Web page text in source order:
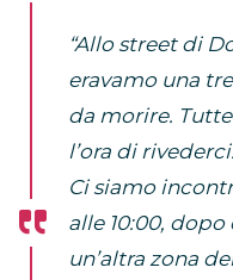
“Allo street di
eravamo una
da morire.
l’ora di rivederci.
Ci siamo
alle 10:00,
un’altra zona